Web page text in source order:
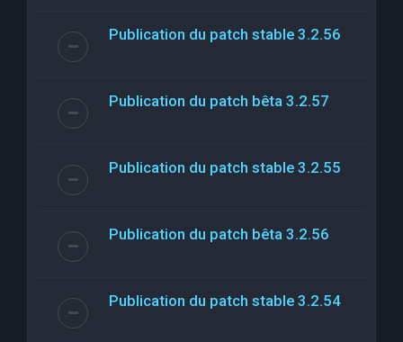
Publication du patch stable 3.2.56
Publication du patch bêta 3.2.57
Publication du patch stable 3.2.55
Publication du patch bêta 3.2.56
Publication du patch stable 3.2.54